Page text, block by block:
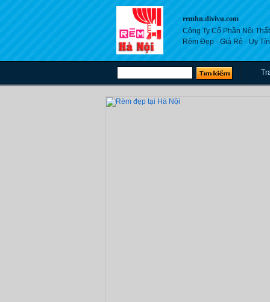
remhn.divivu.com
Công Ty Cổ Phần Nội
Rèm Đẹp - Giá Rẻ - Uy